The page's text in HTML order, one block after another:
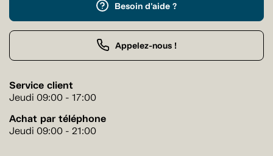
Besoin d'aide ?
Appelez-nous !
Service client
Jeudi 09:00 - 17:00
Achat par téléphone
Jeudi 09:00 - 21:00